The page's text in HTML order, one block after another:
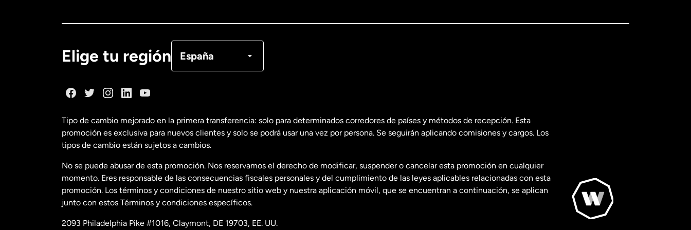
Elige tu región España
Estados Unidos English
Estados Unidos Español
Francia
Tipo de cambio mejorado en la primera transferencia: solo para determinados corredores de países y métodos de recepción. Esta
promoción es exclusiva para nuevos clientes y solo se podrá usar una vez por persona. Se seguirán aplicando comisiones y cargos. Los
tipos de cambio están sujetos a cambios.
No se puede abusar de esta promoción. Nos reservamos el derecho de modificar, suspender o cancelar esta promoción en cualquier
momento. Eres responsable de las consecuencias fiscales personales y del cumplimiento de las leyes aplicables relacionadas con esta
promoción. Los términos y condiciones de nuestro sitio web y nuestra aplicación móvil, que se encuentran a continuación, se aplican
junto con estos Términos y condiciones específicos.
2093 Philadelphia Pike #1016, Claymont, DE 19703, EE. UU.